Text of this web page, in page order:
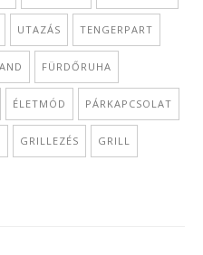
UTAZÁS TENGERPART
FÜRDŐRUHA
ÉLETMÓD PÁRKAPCSOLAT
GRILLEZÉS GRILL